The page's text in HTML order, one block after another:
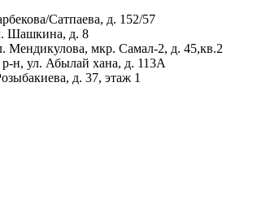
Сатпаева, д. 152/57
Шашкина, д. 8
Мендикулова, мкр. Самал-2, д. 45,кв.2
н, ул. Абылай хана, д. 113А
д. 37, этаж 1